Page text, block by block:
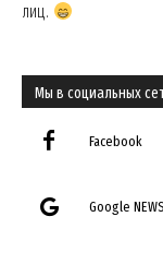
лиц.
Мы в социальных
Facebook
Google NEWS